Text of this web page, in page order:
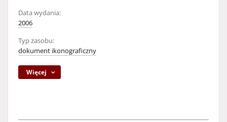
Data wydania:
2006
Typ zasobu:
dokument ikonograficzny
Więcej